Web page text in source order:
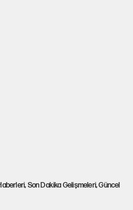
Son Dakika Gelişmeleri, Güncel
trafiği yeniden